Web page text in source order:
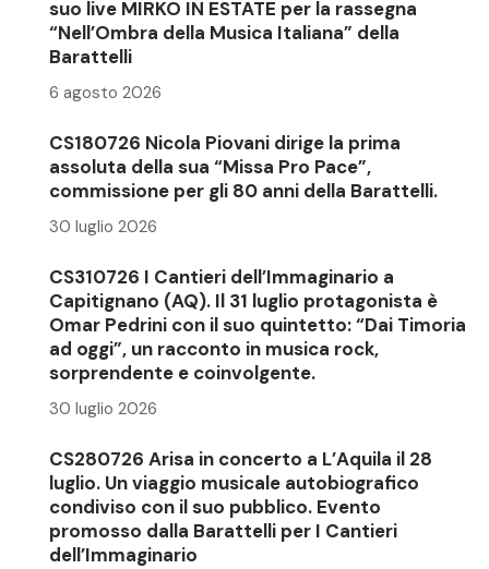
suo live MIRKO IN ESTATE per la rassegna
“Nell’Ombra della Musica Italiana” della
Barattelli
6 agosto 2026
CS180726 Nicola Piovani dirige la prima
assoluta della sua “Missa Pro Pace”,
commissione per gli 80 anni della Barattelli.
30 luglio 2026
CS310726 I Cantieri dell’Immaginario a
Capitignano (AQ). Il 31 luglio protagonista è
Omar Pedrini con il suo quintetto: “Dai Timoria
ad oggi”, un racconto in musica rock,
sorprendente e coinvolgente.
30 luglio 2026
CS280726 Arisa in concerto a L’Aquila il 28
luglio. Un viaggio musicale autobiografico
condiviso con il suo pubblico. Evento
promosso dalla Barattelli per I Cantieri
dell’Immaginario